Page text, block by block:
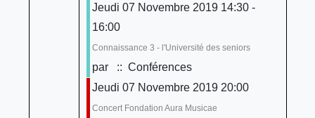
Jeudi 07 Novembre 2019 14:30 -
16:00
Connaissance 3 - l'Université des seniors
par
:: Conférences
Jeudi 07 Novembre 2019 20:00
Concert Fondation Aura Musicae